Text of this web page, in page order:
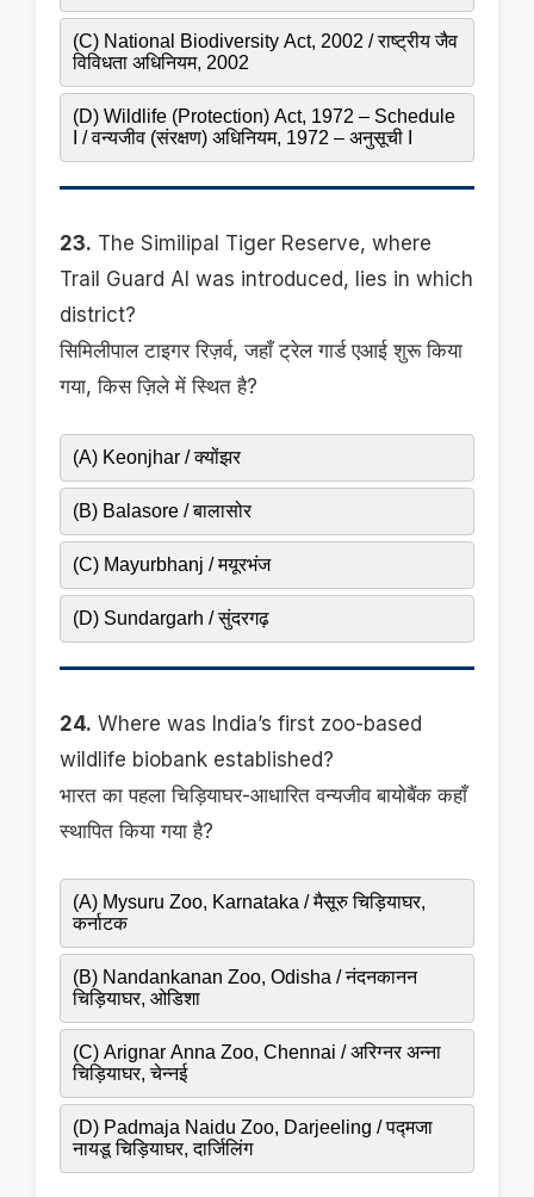
(C) National Biodiversity Act, 2002 / राष्ट्रीय जैव
विविधता अधिनियम, 2002
(D) Wildlife (Protection) Act, 1972 – Schedule
I / वन्यजीव (संरक्षण) अधिनियम, 1972 – अनुसूची I
23. The Similipal Tiger Reserve, where
Trail Guard AI was introduced, lies in which
district?
सिमिलीपाल टाइगर रिज़र्व, जहाँ ट्रेल गार्ड एआई शुरू किया
गया, किस ज़िले में स्थित है?
(A) Keonjhar / क्योंझर
(B) Balasore / बालासोर
(C) Mayurbhanj / मयूरभंज
(D) Sundargarh / सुंदरगढ़
24. Where was India’s first zoo-based
wildlife biobank established?
भारत का पहला चिड़ियाघर-आधारित वन्यजीव बायोबैंक कहाँ
स्थापित किया गया है?
(A) Mysuru Zoo, Karnataka / मैसूरु चिड़ियाघर,
कर्नाटक
(B) Nandankanan Zoo, Odisha / नंदनकानन
चिड़ियाघर, ओडिशा
(C) Arignar Anna Zoo, Chennai / अरिग्नर अन्ना
चिड़ियाघर, चेन्नई
(D) Padmaja Naidu Zoo, Darjeeling / पद्मजा
नायडू चिड़ियाघर, दार्जिलिंग